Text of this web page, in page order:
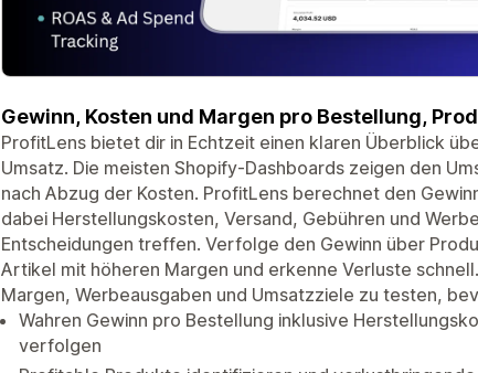
Gewinn, Kosten und Margen pro Bestellung,
ProfitLens bietet dir in Echtzeit einen klaren Überblick
Umsatz. Die meisten Shopify-Dashboards zeigen den
nach Abzug der Kosten. ProfitLens berechnet den
dabei Herstellungskosten, Versand, Gebühren und
Entscheidungen treffen. Verfolge den Gewinn über
Artikel mit höheren Margen und erkenne Verluste
Margen, Werbeausgaben und Umsatzziele zu testen,
Wahren Gewinn pro Bestellung inklusive
verfolgen